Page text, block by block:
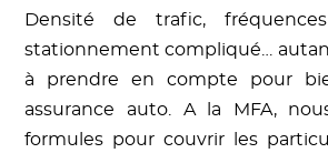
Densité de trafic,
stationnement compliqué…
à prendre en compte pour
assurance auto. A la MFA,
formules pour couvrir les